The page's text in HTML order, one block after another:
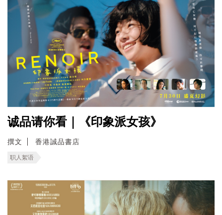
诚品请你看｜《印象派女孩》
撰文 香港誠品書店
职人絮语